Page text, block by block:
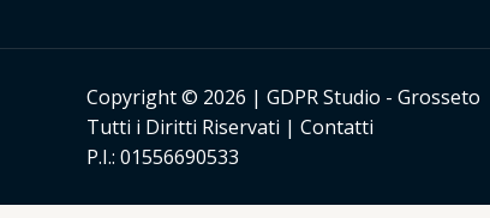
Copyright © 2026 | GDPR Studio - Grosseto
Tutti i Diritti Riservati | Contatti
P.I.: 01556690533